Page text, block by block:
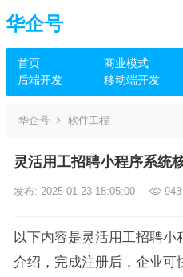
华企号
首页 商业模式
后端开发
移动端开发
华企号 软件工程
灵活用工招聘小程序系统
发布: 2025-01-23 18:05:00 943
以下内容是灵活用工招聘
介绍，完成注册后，企业可